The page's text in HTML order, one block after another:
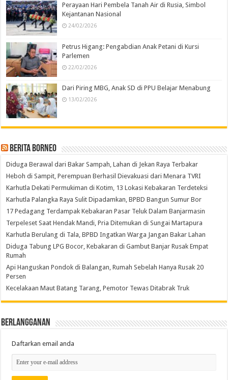
Perayaan Hari Pembela Tanah Air di Rusia, Simbol
Kejantanan Nasional
24/02/2026
Petrus Higang: Pengabdian Anak Petani di Kursi
Parlemen
22/02/2026
Dari Piring MBG, Anak SD di PPU Belajar Menabung
13/02/2026
Berita Borneo
Diduga Berawal dari Bakar Sampah, Lahan di Jekan Raya Terbakar
Heboh di Sampit, Perempuan Berhasil Dievakuasi dari Menara TVRI
Karhutla Dekati Permukiman di Kotim, 13 Lokasi Kebakaran Terdeteksi
Karhutla Palangka Raya Sulit Dipadamkan, BPBD Bangun Sumur Bor
17 Pedagang Terdampak Kebakaran Pasar Teluk Dalam Banjarmasin
Terpeleset Saat Hendak Mandi, Pria Ditemukan di Sungai Martapura
Karhutla Berulang di Tala, BPBD Ingatkan Warga Jangan Bakar Lahan
Diduga Tabung LPG Bocor, Kebakaran di Gambut Banjar Rusak Empat
Rumah
Api Hanguskan Pondok di Balangan, Rumah Sebelah Hanya Rusak 20
Persen
Kecelakaan Maut Batang Tarang, Pemotor Tewas Ditabrak Truk
Berlangganan
Daftarkan email anda